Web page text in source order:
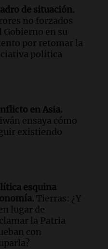
de situación.
no forzados
Gobierno en su
por retomar la
política
en Asia.
ensaya cómo
existiendo
esquina
Tierras: ¿Y
lugar de
la Patria
con